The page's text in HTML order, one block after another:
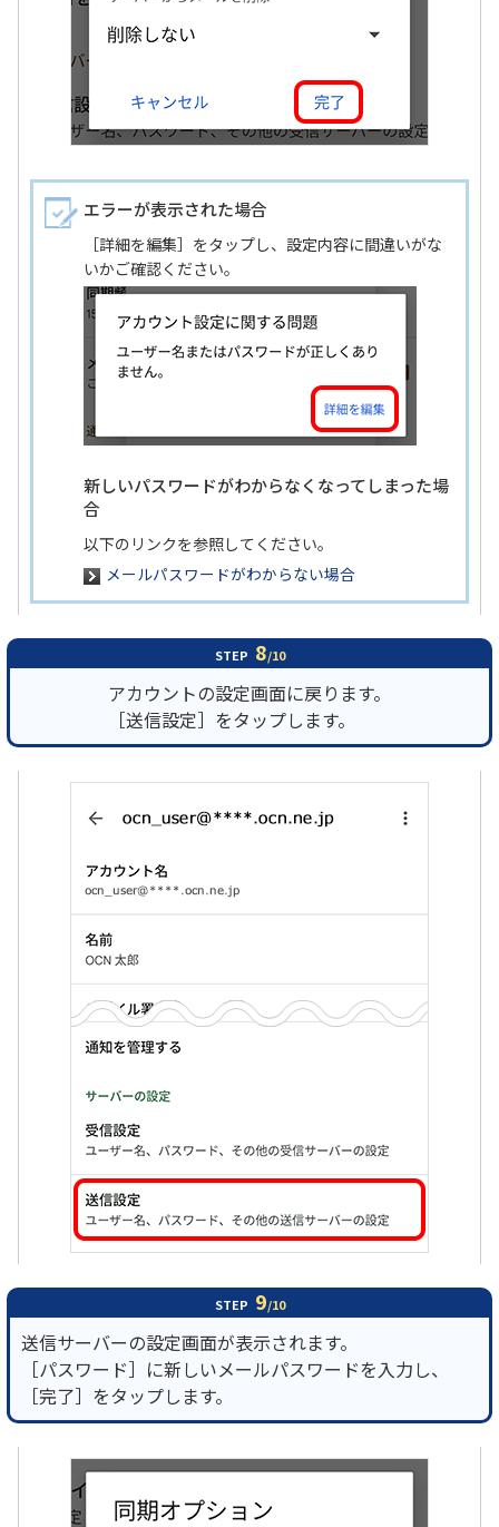
エラーが表示された場合
［詳細を編集］をタップし、設定内容に間違いがな
いかご確認ください。
新しいパスワードがわからなくなってしまった場
合
以下のリンクを参照してください。
メールパスワードがわからない場合
STEP 8/10
アカウントの設定画面に戻ります。
［送信設定］をタップします。
STEP 9/10
送信サーバーの設定画面が表示されます。
［パスワード］に新しいメールパスワードを入力し、
［完了］をタップします。